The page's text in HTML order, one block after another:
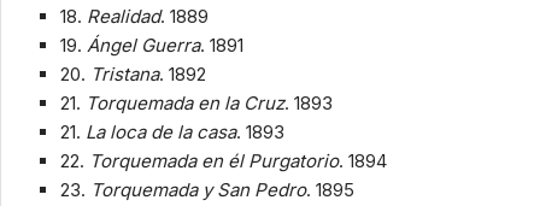
18. Realidad. 1889
19. Ángel Guerra. 1891
20. Tristana. 1892
21. Torquemada en la Cruz. 1893
21. La loca de la casa. 1893
22. Torquemada en él Purgatorio. 1894
23. Torquemada y San Pedro. 1895